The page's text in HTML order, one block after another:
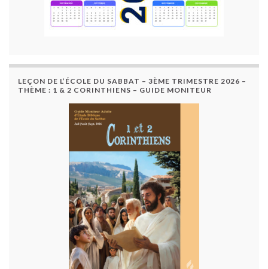
LEÇON DE L’ÉCOLE DU SABBAT – 3ÈME TRIMESTRE 2026 –
THÈME : 1 & 2 CORINTHIENS – GUIDE MONITEUR